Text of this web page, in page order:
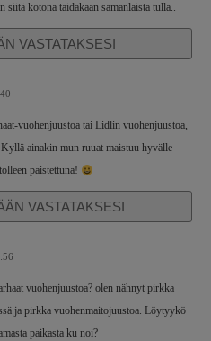
siitä kotona taidakaan samanlaista tulla..
VASTATAKSESI
vuohenjuustoa tai Lidlin vuohenjuustoa,
Kyllä ainakin mun ruuat maistuu hyvälle
paistettuna!
VASTATAKSESI
vuohenjuustoa? olen nähnyt pirkka
ja pirkka vuohenmaitojuustoa. Löytyykö
paikasta ku noi?